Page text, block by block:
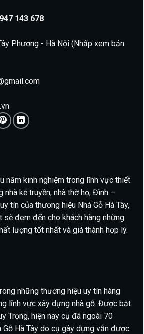
143 678
Phương - Hà Nội (Nhấp xem bản
năm kinh nghiệm trong lĩnh vực thiết
nhà kẻ truyền, nhà thờ họ, Đình –
tín của thương hiệu Nhà Gỗ Hà Tây,
sẽ đem đến cho khách hàng những
lượng tốt nhất và giá thành hợp lý.
những thương hiệu uy tín hàng
lĩnh vực xây dựng nhà gỗ. Được bắt
Trọng, hiện nay cụ đã ngoài 70
Gỗ Hà Tây do cụ gây dựng vẫn được